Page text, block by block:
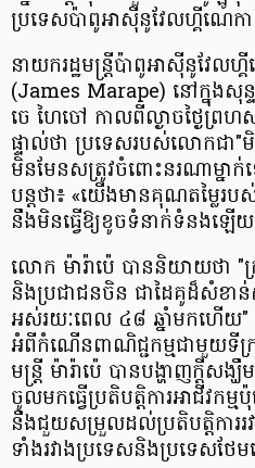
ប្រទេសប៉ាពូអាស៊ីនូវែលហ្គីណេក
នាយករដ្ឋមន្ត្រីប៉ាពូអាស៊ីនូវែល
(James Marape) នៅក្នុង
ចេ ហៃចៅ កាលពីល្ងាចថ្ងៃព្រ
ផ្ទាល់ថា ប្រទេសរបស់លោកជា"
មិនមែនសត្រូវចំពោះនរណាម្នា
បន្តថា៖ «យើងមានគុណតម្លៃ
នឹងមិនធ្វើឱ្យខូចទំនាក់ទំនងឡើ
លោក ម៉ារ៉ាប៉េ បាននិយាយថា "
និងប្រជាជនចិន ជាដៃគូដ៏សំខា
អស់រយៈពេល ៤៨ ឆ្នាំមកហើយ
អំពីកំណើនពាណិជ្ជកម្មជាមួយទីក្
មន្ត្រី ម៉ារ៉ាប៉េ បានបង្ហាញក្ដីសង្
ចូលមកធ្វើប្រតិបត្តិការអាជីវកម្ម
នឹងជួយសម្រួលដល់ប្រតិបត្តិការរ
ទាំងរវាងប្រទេសនិងប្រទេសថែ